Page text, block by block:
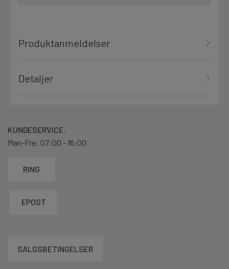
Produktanmeldelser
Detaljer
KUNDESERVICE:
Man-Fre: 07:00 - 16:00
RING
EPOST
SALGSBETINGELSER